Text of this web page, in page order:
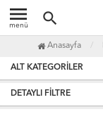
menu
menü search
Anasayfa
ALT KATEGORILER
DETAYLI FILTRE